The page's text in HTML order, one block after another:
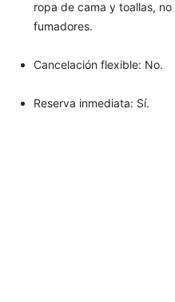
ropa de cama y toallas,
fumadores.
Cancelación flexible: No.
Reserva inmediata: Sí.